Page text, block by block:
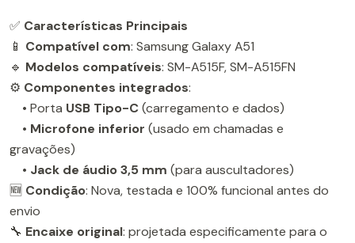
✅ Características Principais
📱 Compatível com: Samsung Galaxy A51
🔹 Modelos compatíveis: SM-A515F, SM-A515FN
⚙️ Componentes integrados:
• Porta USB Tipo-C(carregamento e dados)
• Microfone inferior (usado em chamadas e
gravações)
• Jack de áudio 3,5 mm (para auscultadores)
🆕 Condição: Nova, testada e 100% funcional antes do
envio
🔧 Encaixe original: projetada especificamente para o